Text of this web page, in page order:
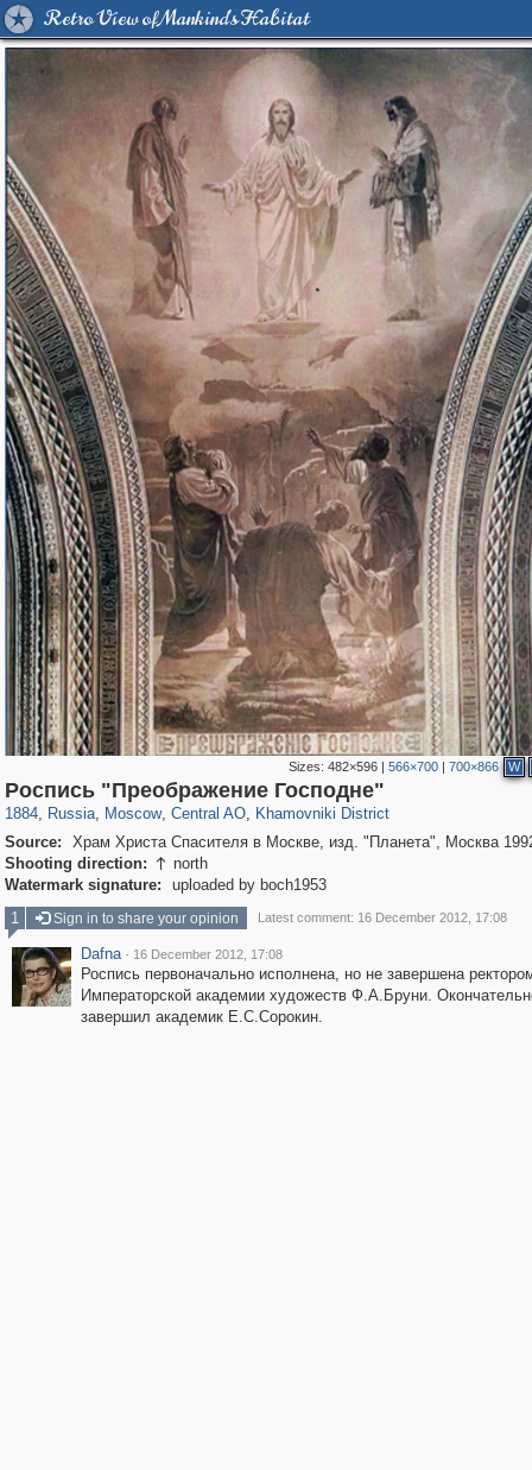
Retro View of Mankind's Habitat
Sizes: 482×596| 566×700| 700×866 W
Роспись "Преображение Господне"
1884, Russia
1,407,212 29,248
, Moscow
319,878 8,286
, Central AO
160,021 5,916
, Khamovniki District
19,395 722
Source:
Храм Христа Спасителя в Москве, изд. "Планета", Москва
Shooting direction:  north
Watermark signature:
uploaded by boch1953
1
Sign in to share your opinion Latest comment: 16 December 2012, 17:08
Dafna · 16 December 2012, 17:08
Роспись первоначально исполнена, но не завершена
Императорской академии художеств Ф.А.Бруни.
завершил академик Е.С.Сорокин.